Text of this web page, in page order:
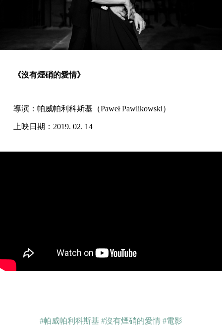
《沒有煙硝的愛情》
導演：帕威帕利科斯基（Paweł Pawlikowski）
上映日期：2019. 02. 14
#帕威帕利科斯基 #沒有煙硝的愛情 #電影